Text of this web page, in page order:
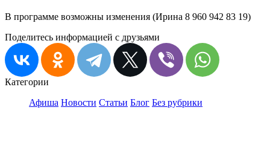
В программе возможны изменения (Ирина 8 960 942 83 19)
Поделитесь информацией с друзьями
Категории
Афиша Новости Статьи Блог Без рубрики